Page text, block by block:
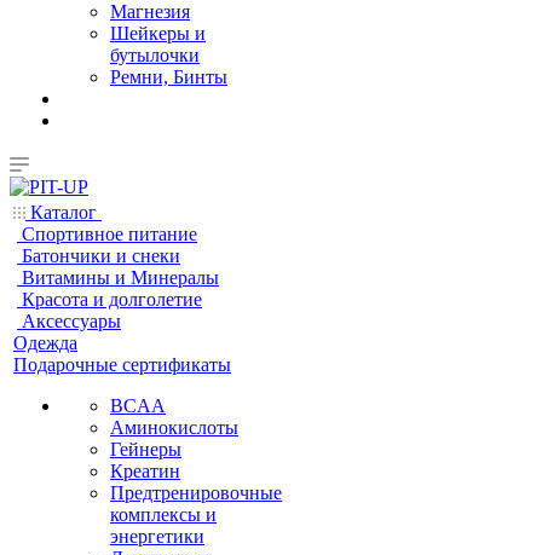
Магнезия
Шейкеры и
бутылочки
Ремни, Бинты
Каталог
Спортивное питание
Батончики и снеки
Витамины и Минералы
Красота и долголетие
Аксессуары
Одежда
Подарочные сертификаты
BCAA
Аминокислоты
Гейнеры
Креатин
Предтренировочные
комплексы и
энергетики